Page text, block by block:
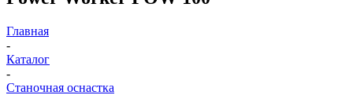
Главная
-
Каталог
-
Станочная оснастка